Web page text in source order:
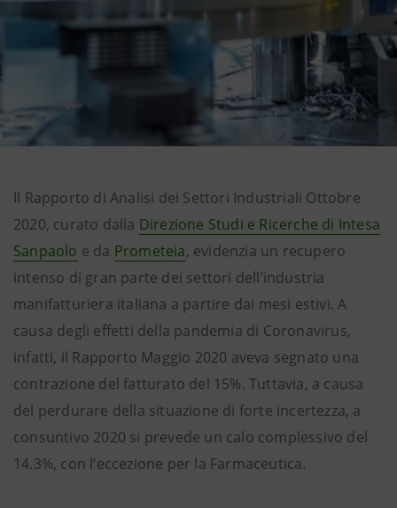
Il Rapporto di Analisi dei Settori Industriali Ottobre
2020, curato dalla Direzione Studi e Ricerche di Intesa
Sanpaolo e da Prometeia, evidenzia un recupero
intenso di gran parte dei settori dell’industria
manifatturiera italiana a partire dai mesi estivi. A
causa degli effetti della pandemia di Coronavirus,
infatti, il Rapporto Maggio 2020 aveva segnato una
contrazione del fatturato del 15%. Tuttavia, a causa
del perdurare della situazione di forte incertezza, a
consuntivo 2020 si prevede un calo complessivo del
14.3%, con l’eccezione per la Farmaceutica.